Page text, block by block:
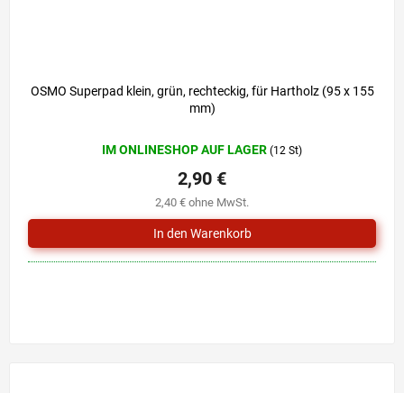
OSMO Superpad klein, grün, rechteckig, für Hartholz (95 x 155
mm)
IM ONLINESHOP AUF LAGER (12 St)
2,40 € ohne MwSt.
2,90 €